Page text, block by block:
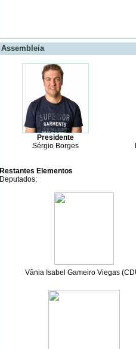
Assembleia
Presidente
Sérgio Borges
Restantes Elementos
Deputados:
Vânia Isabel Gameiro Viegas